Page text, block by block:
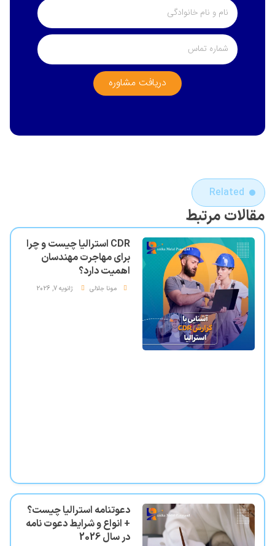
دریافت مشاوره
Related
مقالات مرتبط
CDR استرالیا چیست و چرا
برای مهاجرت مهندسان
اهمیت دارد؟
مونا جلالی ژانویه 7, 2026
دعوتنامه استرالیا چیست؟
+ انواع و شرایط دعوت نامه
در سال 2026